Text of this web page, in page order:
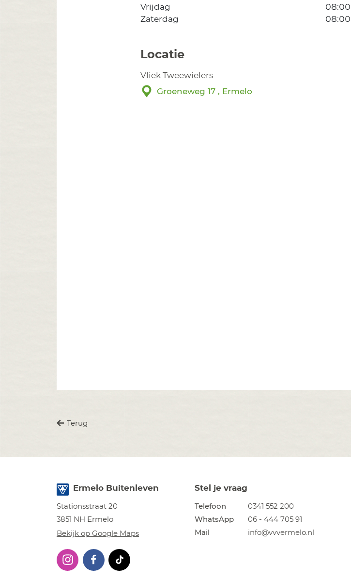
Vrijdag
Zaterdag
Locatie
Vliek Tweewielers
Groeneweg 17 , Ermelo
Terug
Ermelo Buitenleven
Stationsstraat 20
3851 NH Ermelo
Bekijk op Google Maps
Stel je vraag
Telefoon
0341 552 200
WhatsApp
06 - 444 705 91
Mail
info@vvvermelo.nl